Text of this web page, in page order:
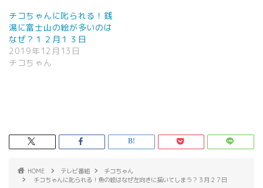
チコちゃんに叱られる！銭
湯に富士山の絵が多いのは
なぜ？１２月１３日
2019年12月13日
チコちゃん
HOME テレビ番組
チコちゃん
チコちゃんに叱られる！魚の絵はなぜ左向きに描いてしまう？３月２７日